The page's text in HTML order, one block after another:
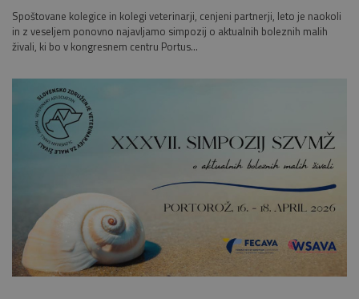
Spoštovane kolegice in kolegi veterinarji, cenjeni partnerji, leto je naokoli
in z veseljem ponovno najavljamo simpozij o aktualnih boleznih malih
živali, ki bo v kongresnem centru Portus...